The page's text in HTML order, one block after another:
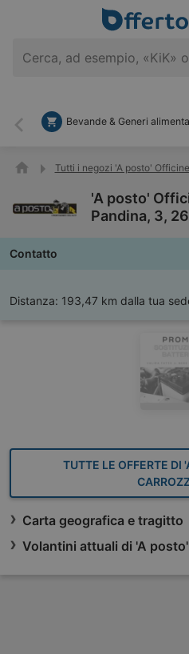
Indietro
Bevande & Generi
Tutti i negozi 'A posto'
'A posto'
Pandina, 3,
Contatto
Distanza: 193,47 km dalla tua
TUTTE LE OFFERTE DI
Carta geografica e tragitto
Volantini attuali di 'A